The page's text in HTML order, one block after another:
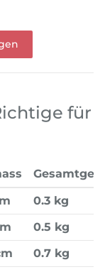
für
0.3 kg
0.5 kg
0.7 kg